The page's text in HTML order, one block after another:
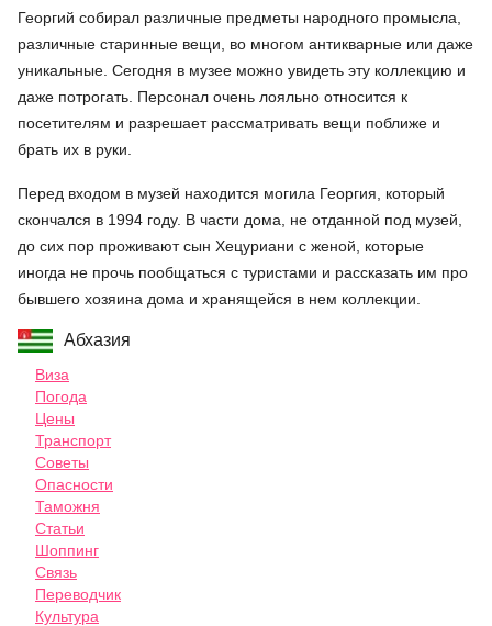
Георгий собирал различные предметы народного промысла,
различные старинные вещи, во многом антикварные или даже
уникальные. Сегодня в музее можно увидеть эту коллекцию и
даже потрогать. Персонал очень лояльно относится к
посетителям и разрешает рассматривать вещи поближе и
брать их в руки.
Перед входом в музей находится могила Георгия, который
скончался в 1994 году. В части дома, не отданной под музей,
до сих пор проживают сын Хецуриани с женой, которые
иногда не прочь пообщаться с туристами и рассказать им про
бывшего хозяина дома и хранящейся в нем коллекции.
Абхазия
Виза
Погода
Цены
Транспорт
Советы
Опасности
Таможня
Статьи
Шоппинг
Связь
Переводчик
Культура